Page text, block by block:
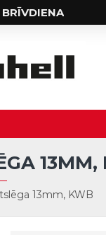
13mm, KWB
13MM,